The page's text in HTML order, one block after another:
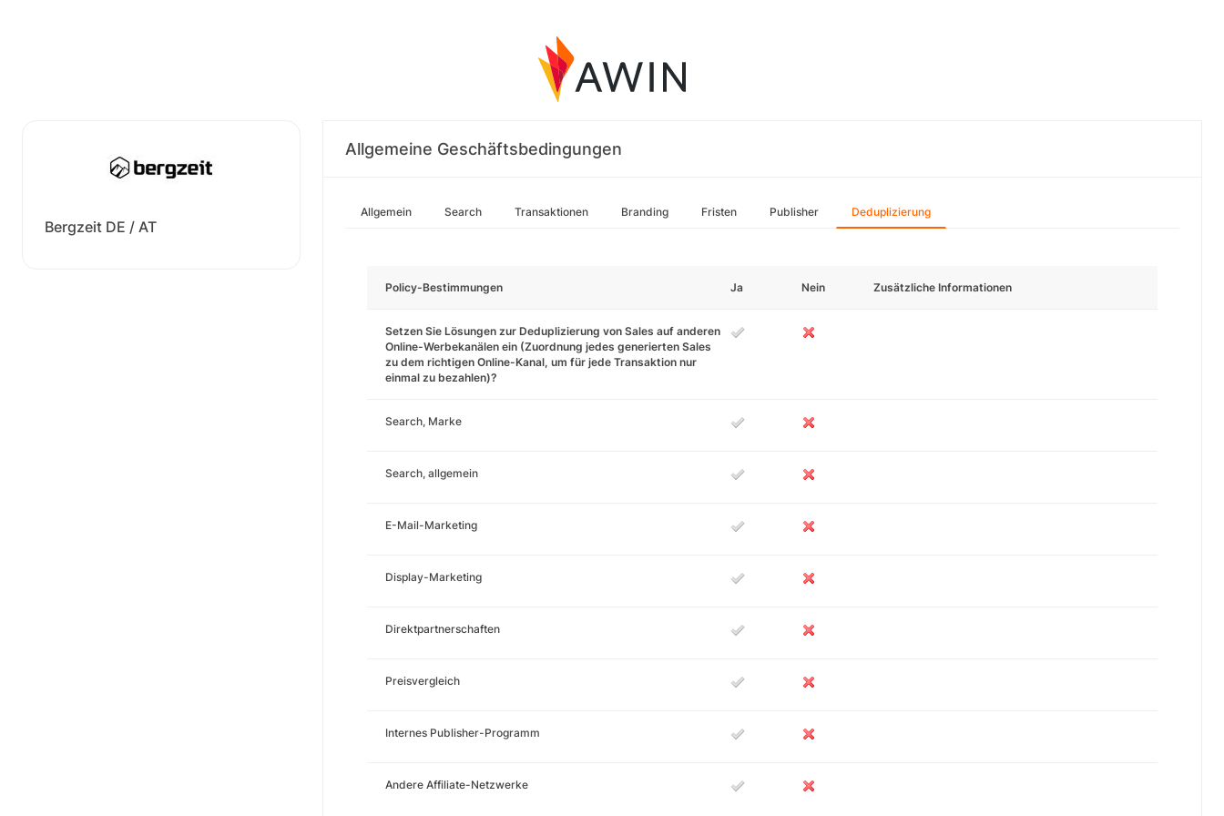
Bergzeit DE / AT
Allgemeine Geschäftsbedingungen
Allgemein Search Transaktionen Branding Fristen Publisher Deduplizierung
Policy-Bestimmungen Ja Nein Zusätzliche Informationen
Setzen Sie Lösungen zur Deduplizierung von Sales auf anderen
Online-Werbekanälen ein (Zuordnung jedes generierten Sales
zu dem richtigen Online-Kanal, um für jede Transaktion nur
einmal zu bezahlen)?
Search, Marke
Search, allgemein
E-Mail-Marketing
Display-Marketing
Direktpartnerschaften
Preisvergleich
Internes Publisher-Programm
Andere Affiliate-Netzwerke